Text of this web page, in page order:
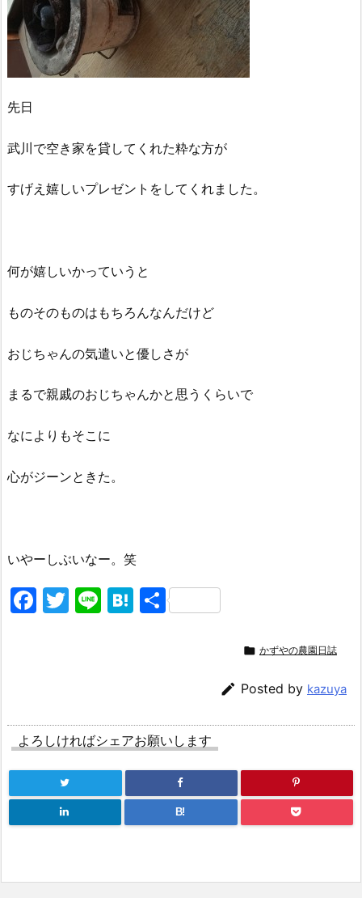
先日
武川で空き家を貸してくれた粋な方が
すげえ嬉しいプレゼントをしてくれました。
何が嬉しいかっていうと
ものそのものはもちろんなんだけど
おじちゃんの気遣いと優しさが
まるで親戚のおじちゃんかと思うくらいで
なによりもそこに
心がジーンときた。
いやーしぶいなー。笑
F
o
o
T
Li H 共
 かずやの農園日誌
 Posted by kazuya
よろしければシェアお願いします
B!